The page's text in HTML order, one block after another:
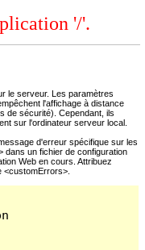
'/'.
le serveur. Les paramètres
l'affichage à distance
de sécurité). Cependant, ils
sur l'ordinateur serveur local.
d'erreur spécifique sur les
dans un fichier de configuration
Web en cours. Attribuez
<customErrors>.